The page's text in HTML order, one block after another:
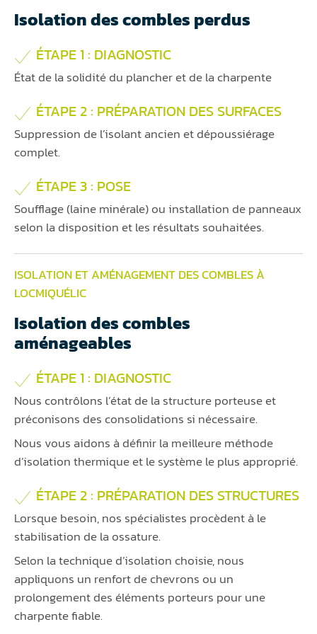
Isolation des combles perdus
ÉTAPE 1 : DIAGNOSTIC
État de la solidité du plancher et de la charpente
ÉTAPE 2 : PRÉPARATION DES SURFACES
Suppression de l’isolant ancien et dépoussiérage
complet.
ÉTAPE 3 : POSE
Soufflage (laine minérale) ou installation de panneaux
selon la disposition et les résultats souhaitées.
ISOLATION ET AMÉNAGEMENT DES COMBLES À
LOCMIQUÉLIC
Isolation des combles
aménageables
ÉTAPE 1 : DIAGNOSTIC
Nous contrôlons l’état de la structure porteuse et
préconisons des consolidations si nécessaire.
Nous vous aidons à définir la meilleure méthode
d’isolation thermique et le système le plus approprié.
ÉTAPE 2 : PRÉPARATION DES STRUCTURES
Lorsque besoin, nos spécialistes procèdent à le
stabilisation de la ossature.
Selon la technique d’isolation choisie, nous
appliquons un renfort de chevrons ou un
prolongement des éléments porteurs pour une
charpente fiable.